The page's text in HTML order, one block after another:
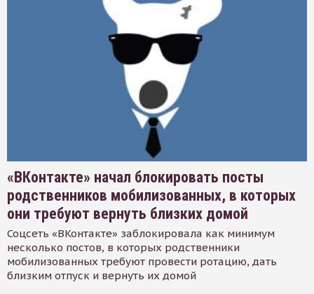
«ВКонтакте» начал блокировать посты
родственников мобилизованных, в которых
они требуют вернуть близких домой
Соцсеть «ВКонтакте» заблокировала как минимум
несколько постов, в которых родственники
мобилизованных требуют провести ротацию, дать
близким отпуск и вернуть их домой